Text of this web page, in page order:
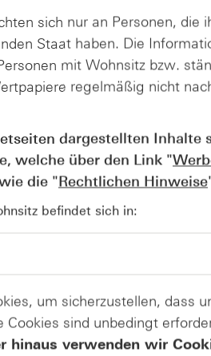
AUGUST
Der Blick
sich nur an Personen,
Staat haben. Die
mit Wohnsitz bzw.
regelmäßig nicht
dargestellten Inhalte
welche über den Link "
die "Rechtlichen Hinweise
befindet sich in:
um sicherzustellen, dass
Cookies sind unbedingt
hinaus verwenden wir